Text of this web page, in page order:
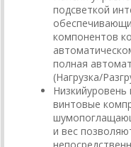
подсветкой
компонентов
полная
(Нагрузка/
винтовые
и вес